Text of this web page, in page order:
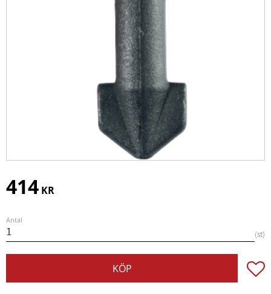
414 KR
Antal
st
KÖP